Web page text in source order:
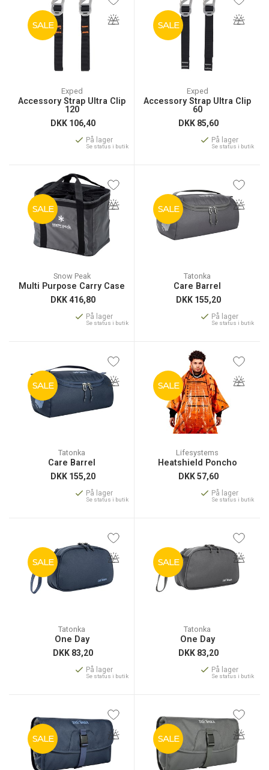
SALE
Exped
Accessory Strap Ultra Clip
120
DKK 106,40
På lager
Se status i butik
SALE
Exped
Accessory Strap Ultra Clip
60
DKK 85,60
På lager
Se status i butik
SALE
Snow Peak
Multi Purpose Carry Case
DKK416,80
På lager
Se status i butik
SALE
Tatonka
Care Barrel
DKK 155,20
På lager
Se status i butik
SALE
Tatonka
Care Barrel
DKK 155,20
På lager
Se status i butik
SALE
Lifesystems
Heatshield Poncho
DKK57,60
På lager
Se status i butik
SALE
Tatonka
One Day
DKK 83,20
På lager
Se status i butik
SALE
Tatonka
One Day
DKK 83,20
På lager
Se status i butik
SALE SALE